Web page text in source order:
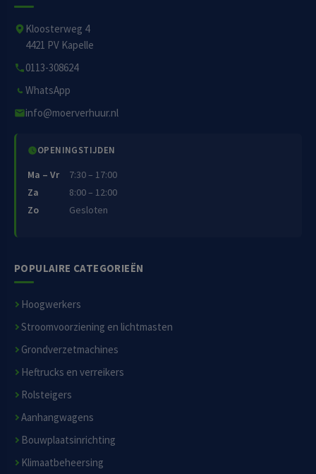
Kloosterweg 4
4421 PV Kapelle
0113-308624
WhatsApp
info@moerverhuur.nl
OPENINGSTIJDEN
Ma – Vr
7:30 – 17:00
Za
8:00 – 12:00
Zo
Gesloten
POPULAIRE CATEGORIEËN
Hoogwerkers
Stroomvoorziening en lichtmasten
Grondverzetmachines
Heftrucks en verreikers
Rolsteigers
Aanhangwagens
Bouwplaatsinrichting
Klimaatbeheersing